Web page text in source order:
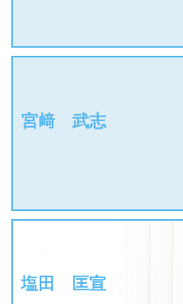
宮﨑 武志
塩田 匡宣